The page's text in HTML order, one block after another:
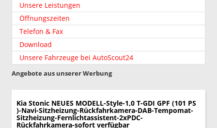
Unsere Leistungen
Öffnungszeiten
Telefon & Fax
Download
Unsere Fahrzeuge bei AutoScout24
Angebote aus unserer Werbung
Kia Stonic NEUES MODELL-Style-1,0 T-GDI GPF (101 PS
)-Navi-Sitzheizung-Rückfahrkamera-DAB-Tempomat-
Sitzheizung-Fernlichtassistent-2xPDC-
Rückfahrkamera-sofort verfügbar